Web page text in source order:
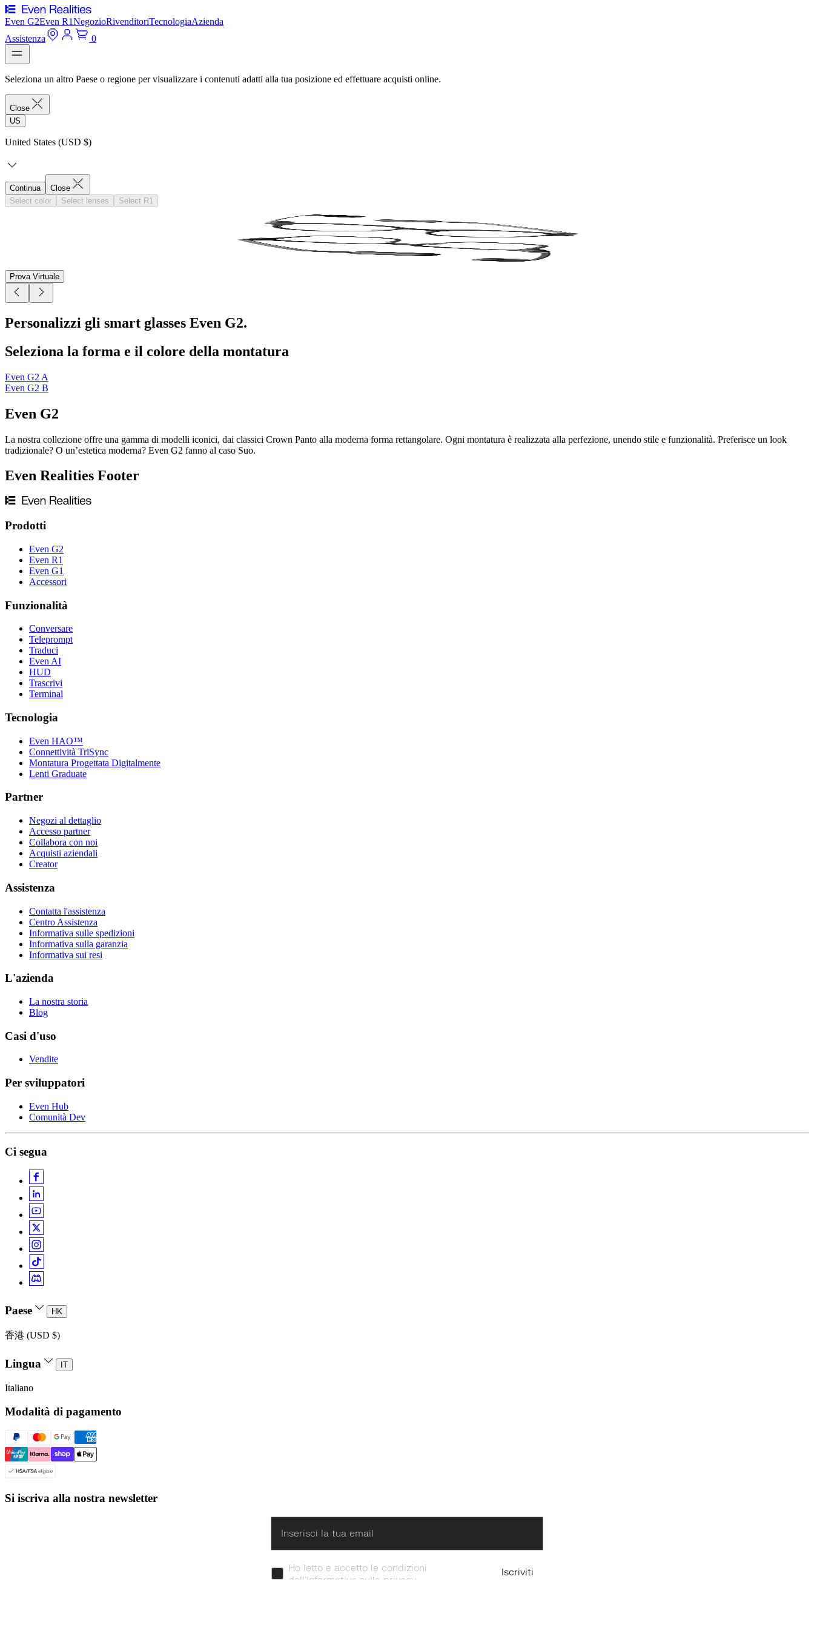
Even G2Even R1NegozioRivenditoriTecnologiaAzienda
Assistenza
0
Seleziona un altro Paese o regione per visualizzare i contenuti adatti alla tua posizione ed effettuare acquisti online.
Close
US
United States (USD $)
Continua
Close
Select color
Select lenses Select R1
Prova Virtuale
Personalizzi gli smart glasses Even G2.
Seleziona la forma e il colore della montatura
Even G2 A
Even G2 B
Even G2
La nostra collezione offre una gamma di modelli iconici, dai classici Crown Panto alla moderna forma rettangolare. Ogni montatura è realizzata alla perfezione, unendo stile e funzionalità. Preferisce un look
tradizionale? O un’estetica moderna? Even G2 fanno al caso Suo.
Even Realities Footer
Prodotti
Even G2
Even R1
Even G1
Accessori
Funzionalità
Conversare
Teleprompt
Traduci
Even AI
HUD
Trascrivi
Terminal
Tecnologia
Even HAO™
Connettività TriSync
Montatura Progettata Digitalmente
Lenti Graduate
Partner
Negozi al dettaglio
Accesso partner
Collabora con noi
Acquisti aziendali
Creator
Assistenza
Contatta l'assistenza
Centro Assistenza
Informativa sulle spedizioni
Informativa sulla garanzia
Informativa sui resi
L'azienda
La nostra storia
Blog
Casi d'uso
Vendite
Per sviluppatori
Even Hub
Comunità Dev
Ci segua
Paese HK
香港 (USD $)
Lingua IT
Italiano
Modalità di pagamento
Si iscriva alla nostra newsletter
Ho letto e accetto le condizioni
dell’Informativa sulla privacy.
Iscriviti